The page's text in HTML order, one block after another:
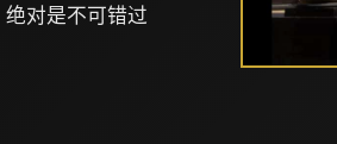
对是不可错过